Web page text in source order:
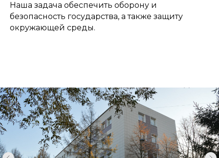
Наша задача обеспечить оборону и
безопасность государства, а также защиту
окружающей среды.